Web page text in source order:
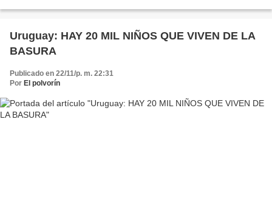
Uruguay: HAY 20 MIL NIÑOS QUE VIVEN DE LA
BASURA
Publicado en 22/11/p. m. 22:31
Por El polvorín